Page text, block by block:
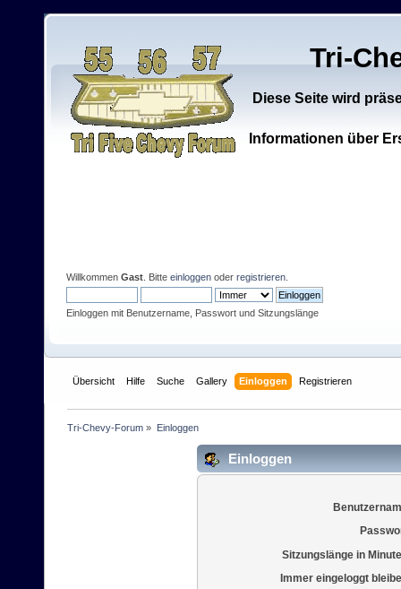
Tri-
Diese Seite wird
Informationen über
Willkommen Gast . Bitte einloggen oder registrieren
Einloggen mit Benutzername, Passwort und Sitzungslänge
Übersicht Hilfe Suche Gallery Einloggen Registrieren
Tri-Chevy-Forum » Einloggen
Einloggen
Sitzungslänge in
Immer eingeloggt